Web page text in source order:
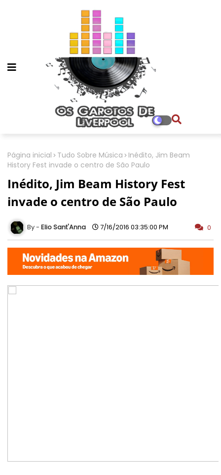
Página inicial Tudo Sobre Música
Inédito, Jim Beam
History Fest invade o centro de São Paulo
Inédito, Jim Beam History Fest
invade o centro de São Paulo
Elio Sant'Anna 7/16/2016 03:35:00 PM 0